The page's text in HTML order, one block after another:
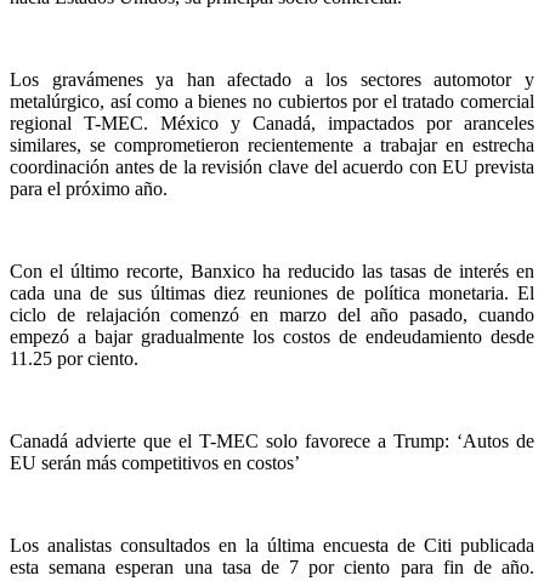
Los gravámenes ya han afectado a los sectores automotor y
metalúrgico, así como a bienes no cubiertos por el tratado comercial
regional T-MEC. México y Canadá, impactados por aranceles
similares, se comprometieron recientemente a trabajar en estrecha
coordinación antes de la revisión clave del acuerdo con EU prevista
para el próximo año.
Con el último recorte, Banxico ha reducido las tasas de interés en
cada una de sus últimas diez reuniones de política monetaria. El
ciclo de relajación comenzó en marzo del año pasado, cuando
empezó a bajar gradualmente los costos de endeudamiento desde
11.25 por ciento.
Canadá advierte que el T-MEC solo favorece a Trump: ‘Autos de
EU serán más competitivos en costos’
Los analistas consultados en la última encuesta de Citi publicada
esta semana esperan una tasa de 7 por ciento para fin de año.